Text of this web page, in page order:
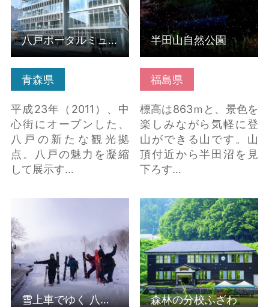
青森県
平成23年（2011）、中
心街にオープンした、
八戸の新たな観光拠
点。八戸の魅力を凝縮
して展示す…
八戸ポータルミュージアムはっち
福島県
標高は863ｍと、景色を
楽しみながら気軽に登
山ができる山です。山
頂付近から半田沼を見
下ろす…
半田山自然公園
CAT POWDER RIDE ツ
アー の詳細はこちら
雪上車でゆく 八幡平CAT POWDER RIDE ツアー
森林の分校ふざわ の詳
細はこちら
森林の分校ふざわ